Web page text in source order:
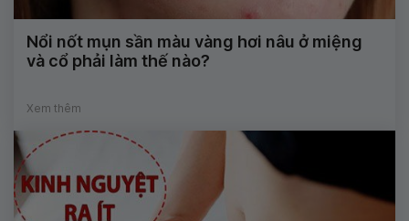
Nổi nốt mụn sần màu vàng hơi nâu ở miệng
và cổ phải làm thế nào?
Xem thêm